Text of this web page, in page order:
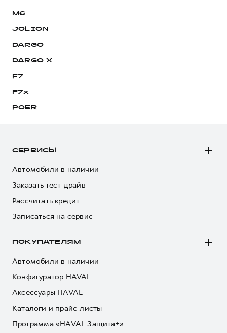
M6
JOLION
DARGO
DARGO Х
F7
F7x
POER
СЕРВИСЫ
Автомобили в наличии
Заказать тест-драйв
Рассчитать кредит
Записаться на сервис
ПОКУПАТЕЛЯМ
Автомобили в наличии
Конфигуратор HAVAL
Аксессуары HAVAL
Каталоги и прайс-листы
Программа «HAVAL Защита+»